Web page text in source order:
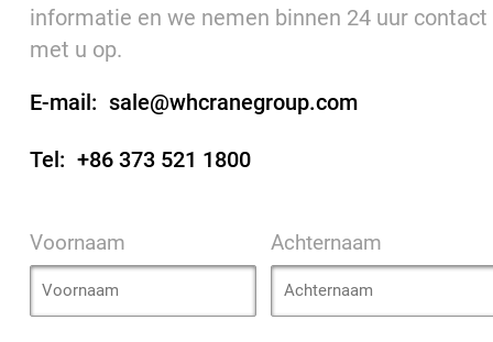
informatie en we nemen binnen 24 uur contact
met u op.
E-mail: sale@whcranegroup.com
Tel: +86 373 521 1800
Voornaam Achternaam